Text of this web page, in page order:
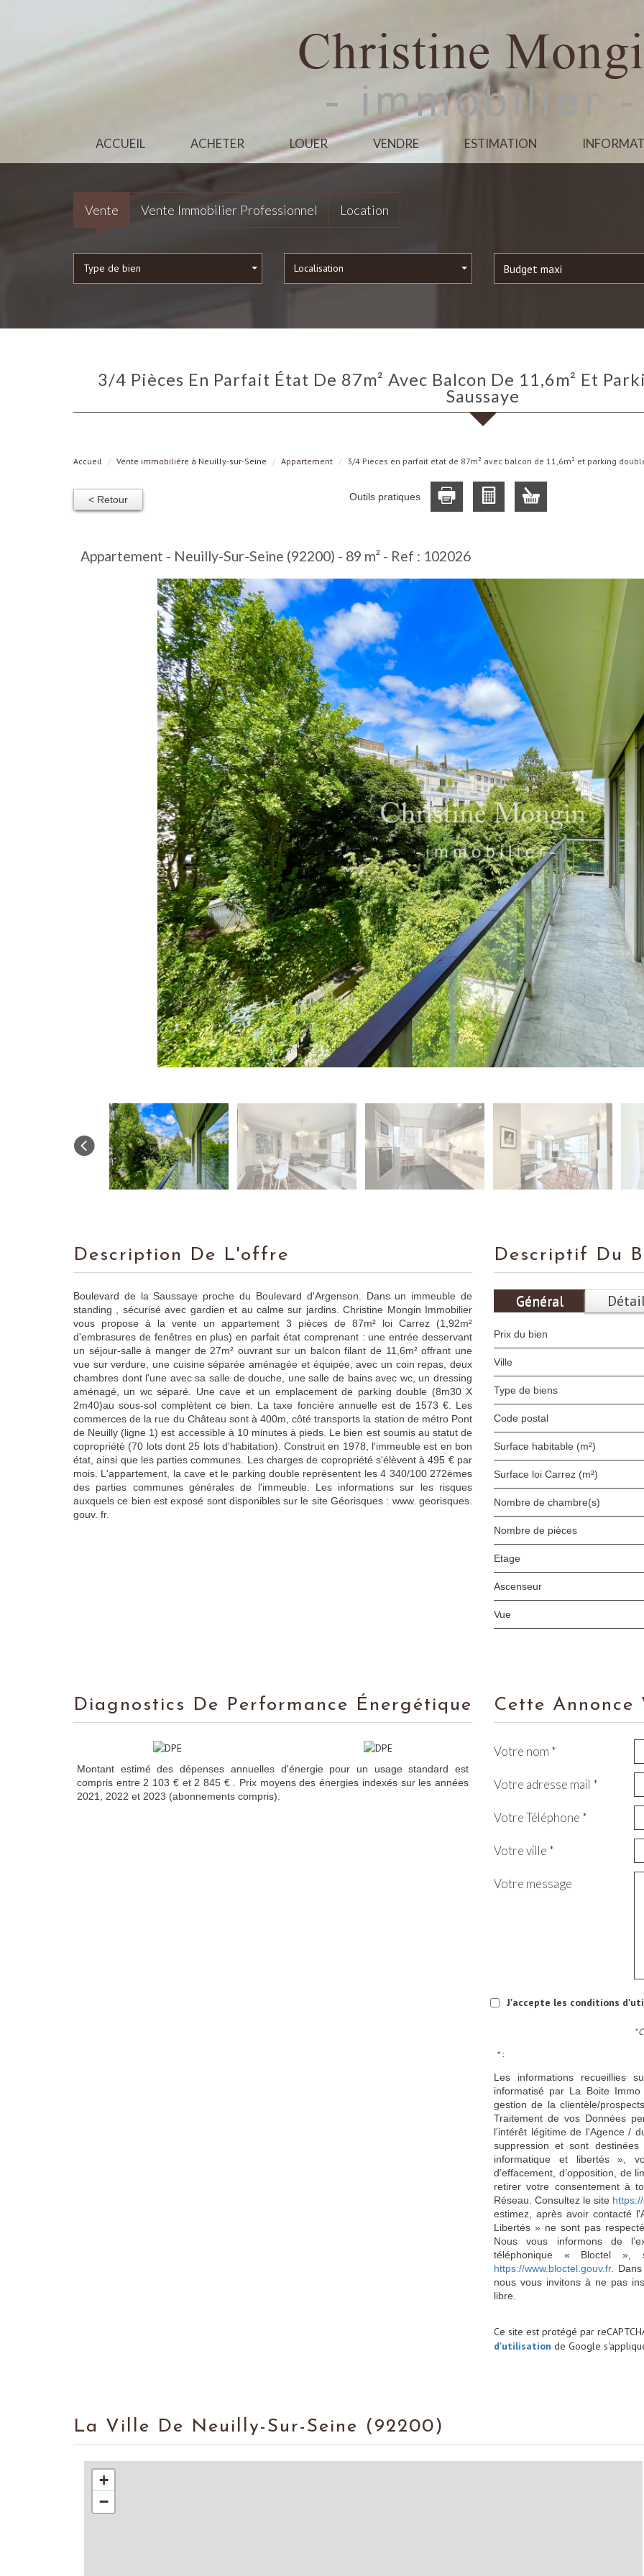
ACCUEIL ACHETER LOUER VENDRE ESTIMATION
Vente Vente Immobilier Professionnel Location
Type de bien Localisation
3/4 Pièces En Parfait État De 87m² Avec Balcon De 11,6m² Et Parking Double Boulevard De La
Saussaye
Accueil Vente immobilière à Neuilly-sur-Seine Appartement 3/4 Pièces en parfait état de 87m² avec balcon de 11,6m² et parking
< Retour Outils pratiques
Appartement - Neuilly-Sur-Seine (92200) - 89 m² - Ref : 102026
Description De L'offre
Boulevard de la Saussaye proche du Boulevard d'Argenson. Dans un immeuble de
standing , sécurisé avec gardien et au calme sur jardins. Christine Mongin Immobilier
vous propose à la vente un appartement 3 pièces de 87m² loi Carrez (1,92m²
d'embrasures de fenêtres en plus) en parfait état comprenant : une entrée desservant
un séjour-salle à manger de 27m² ouvrant sur un balcon filant de 11,6m² offrant une
vue sur verdure, une cuisine séparée aménagée et équipée, avec un coin repas, deux
chambres dont l'une avec sa salle de douche, une salle de bains avec wc, un dressing
aménagé, un wc séparé. Une cave et un emplacement de parking double (8m30 X
2m40)au sous-sol complètent ce bien. La taxe foncière annuelle est de 1573 €. Les
commerces de la rue du Château sont à 400m, côté transports la station de métro Pont
de Neuilly (ligne 1) est accessible à 10 minutes à pieds. Le bien est soumis au statut de
copropriété (70 lots dont 25 lots d'habitation). Construit en 1978, l'immeuble est en bon
état, ainsi que les parties communes. Les charges de copropriété s'élèvent à 495 € par
mois. L'appartement, la cave et le parking double représentent les 4 340/100 272èmes
des parties communes générales de l'immeuble. Les informations sur les risques
auxquels ce bien est exposé sont disponibles sur le site Géorisques : www. georisques.
gouv. fr.
Descriptif Du
Général
Prix du bien
Ville
Type de biens
Code postal
Surface habitable (m²)
Surface loi Carrez (m²)
Nombre de chambre(s)
Nombre de pièces
Etage
Ascenseur
Vue
Diagnostics De Performance Énergétique
Montant estimé des dépenses annuelles d'énergie pour un usage standard est
compris entre 2 103 € et 2 845 € . Prix moyens des énergies indexés sur les années
2021, 2022 et 2023 (abonnements compris).
Cette
Votre nom *
Votre adresse mail *
Votre Téléphone *
Votre ville *
Votre message
J'accepte les conditions
*
* :
Les informations recueillies
informatisé par La Boite
gestion de la clientèle/
Traitement de vos Données
l'intérêt légitime de l'Agence /
suppression et sont
informatique et libertés »,
d’effacement, d’opposition, de
retirer votre consentement à
Réseau. Consultez le site
estimez, après avoir contacté
Libertés » ne sont pas
Nous vous informons de
téléphonique « Bloctel
https://www.bloctel.gouv.fr.
nous vous invitons à ne pas
libre.
Ce site est protégé par
d'utilisation de Google
La Ville De Neuilly-Sur-Seine (92200)
+
−